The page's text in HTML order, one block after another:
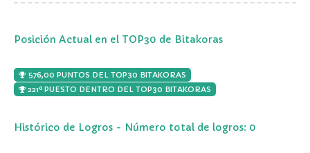
Posición Actual en el TOP30 de Bitakoras
576,00 PUNTOS DEL TOP30 BITAKORAS
221º PUESTO DENTRO DEL TOP30 BITAKORAS
Histórico de Logros - Número total de logros: 0